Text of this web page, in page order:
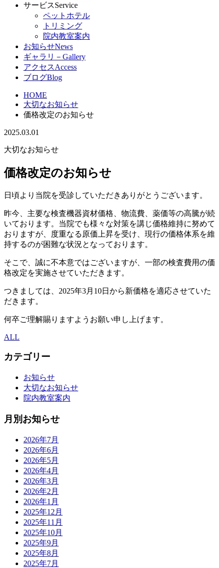
サービスService
ペットホテル
トリミング
院内教室案内
お知らせNews
ギャラリ－ Gallery
アクセスAccess
ブログBlog
HOME
大切なお知らせ
価格改定のお知らせ
2025.03.01
大切なお知らせ
価格改定のお知らせ
日頃より当院を受診していただきありがとうございます。
昨今、主要な検査機器資材価格、物流費、薬価等の高騰が続
いております。当院でも様々な対策を講じ価格維持に努めて
おりますが、度重なる原価上昇を受け、現行の価格体系を維
持するのが困難な状況となっております。
そこで、誠に不本意ではございますが、一部の検査費用の価
格改定を実施させていただきます。
つきましては、2025年3月10日から新価格を適応させていた
だきます。
何卒ご理解賜りますようお願い申し上げます。
ALL
カテゴリー
お知らせ
大切なお知らせ
院内教室案内
月別お知らせ
2026年7月
2026年6月
2026年5月
2026年4月
2026年3月
2026年2月
2026年1月
2025年12月
2025年11月
2025年10月
2025年9月
2025年8月
2025年7月